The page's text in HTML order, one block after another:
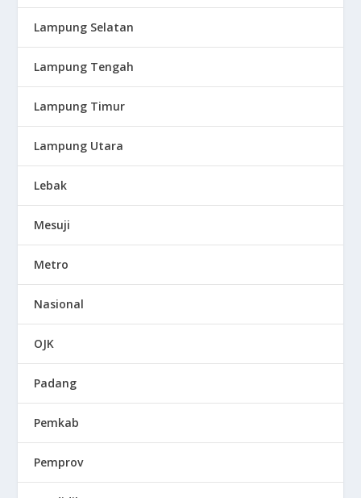
Lampung Selatan
Lampung Tengah
Lampung Timur
Lampung Utara
Lebak
Mesuji
Metro
Nasional
OJK
Padang
Pemkab
Pemprov